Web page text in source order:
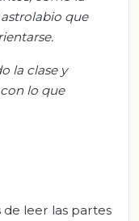
que
la clase y
lo que
de leer las partes